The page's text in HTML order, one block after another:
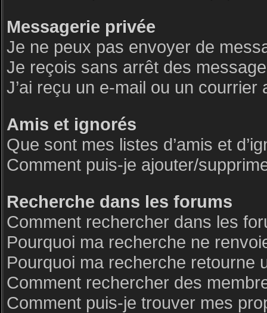
Messagerie privée
Je ne peux pas envoyer de
Je reçois sans arrêt des
J’ai reçu un e-mail ou un courrier
Amis et ignorés
Que sont mes listes d’amis et
Comment puis-je ajouter/
Recherche dans les forums
Comment rechercher dans les
Pourquoi ma recherche ne
Pourquoi ma recherche retourne
Comment rechercher des
Comment puis-je trouver mes